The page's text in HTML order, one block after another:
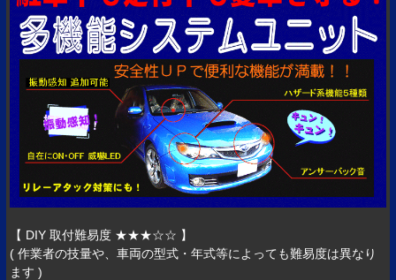
【 DIY 取付難易度 ★★★☆☆ 】
( 作業者の技量や、車両の型式・年式等によっても難易度は異なり
ます )